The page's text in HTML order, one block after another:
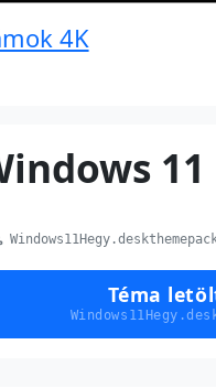
4K
Téma